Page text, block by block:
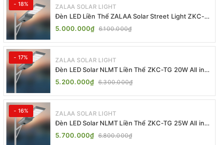
- 18% ZALAA SOLAR LIGHT
Đèn LED Liền Thể ZALAA Solar Street Light ZKC-
TG 20W 25W 30W All In One
5.000.000₫ 6.100.000₫
- 17% ZALAA SOLAR LIGHT
Đèn LED Solar NLMT Liền Thể ZKC-TG 20W All in
One | ZALAA Street Light
5.200.000₫ 6.300.000₫
- 16% ZALAA SOLAR LIGHT
Đèn LED Solar NLMT Liền Thể ZKC-TG 25W All in
One | ZALAA Street Light
5.700.000₫ 6.800.000₫